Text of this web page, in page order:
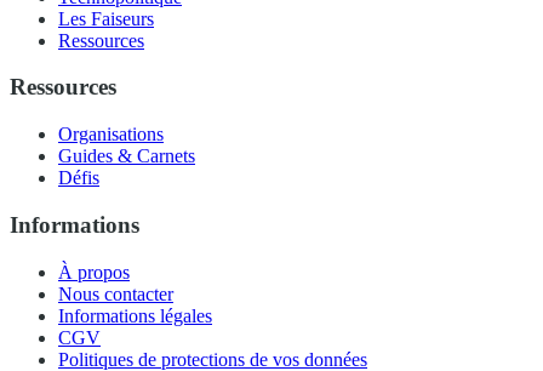
Les Faiseurs
Ressources
Ressources
Organisations
Guides & Carnets
Défis
Informations
À propos
Nous contacter
Informations légales
CGV
Politiques de protections de vos données